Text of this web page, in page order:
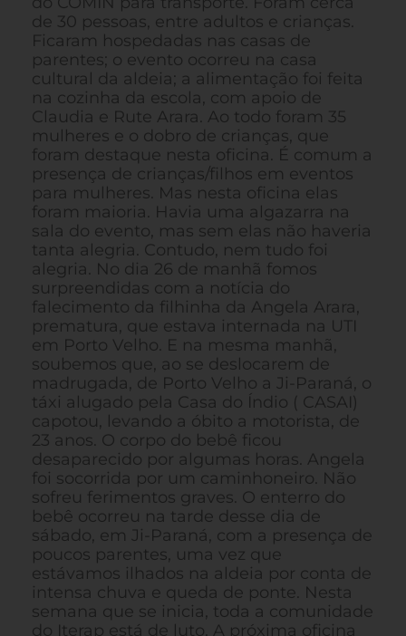
de 30 pessoas, entre adultos e crianças.
Ficaram hospedadas nas casas de
parentes; o evento ocorreu na casa
cultural da aldeia; a alimentação foi feita
na cozinha da escola, com apoio de
Claudia e Rute Arara. Ao todo foram 35
mulheres e o dobro de crianças, que
foram destaque nesta oficina. É comum a
presença de crianças/filhos em eventos
para mulheres. Mas nesta oficina elas
foram maioria. Havia uma algazarra na
sala do evento, mas sem elas não haveria
tanta alegria. Contudo, nem tudo foi
alegria. No dia 26 de manhã fomos
surpreendidas com a notícia do
falecimento da filhinha da Angela Arara,
prematura, que estava internada na UTI
em Porto Velho. E na mesma manhã,
soubemos que, ao se deslocarem de
madrugada, de Porto Velho a Ji-Paraná, o
táxi alugado pela Casa do Índio ( CASAI)
capotou, levando a óbito a motorista, de
23 anos. O corpo do bebê ficou
desaparecido por algumas horas. Angela
foi socorrida por um caminhoneiro. Não
sofreu ferimentos graves. O enterro do
bebê ocorreu na tarde desse dia de
sábado, em Ji-Paraná, com a presença de
poucos parentes, uma vez que
estávamos ilhados na aldeia por conta de
intensa chuva e queda de ponte. Nesta
semana que se inicia, toda a comunidade
do Iterap está de luto. A próxima oficina